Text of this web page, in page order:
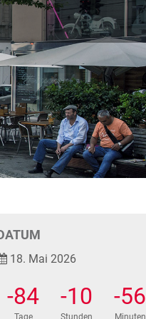
18. Mai 2026
-84
Tage
-10
Stunden
-56
Minuten